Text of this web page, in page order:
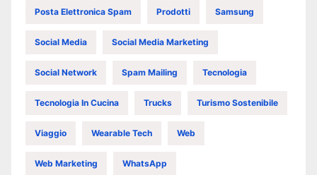
Posta Elettronica Spam Prodotti Samsung
Social Media Social Media Marketing
Social Network Spam Mailing Tecnologia
Tecnologia In Cucina Trucks Turismo Sostenibile
Viaggio Wearable Tech Web
Web Marketing WhatsApp